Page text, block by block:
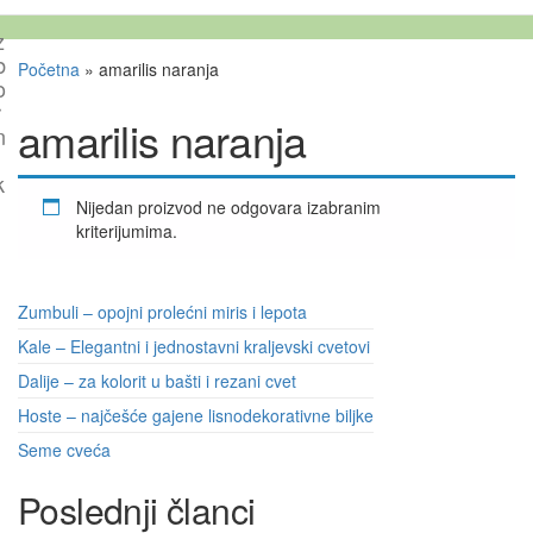
Početna » amarilis naranja
amarilis naranja
Nijedan proizvod ne odgovara izabranim
kriterijumima.
Zumbuli – opojni prolećni miris i lepota
Kale – Elegantni i jednostavni kraljevski cvetovi
Dalije – za kolorit u bašti i rezani cvet
Hoste – najčešće gajene lisnodekorativne biljke
Seme cveća
Poslednji članci